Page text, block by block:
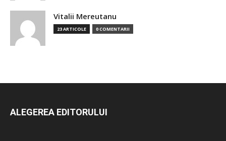
Vitalii Mereutanu
23 ARTICOLE 0 COMENTARII
ALEGEREA EDITORULUI